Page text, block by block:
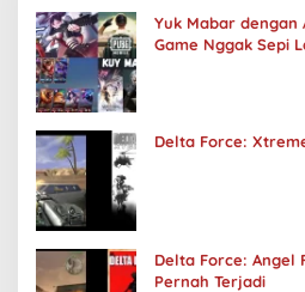
Yuk Mabar dengan
Game Nggak Sepi
Delta Force:
Delta Force: Angel
Pernah Terjadi